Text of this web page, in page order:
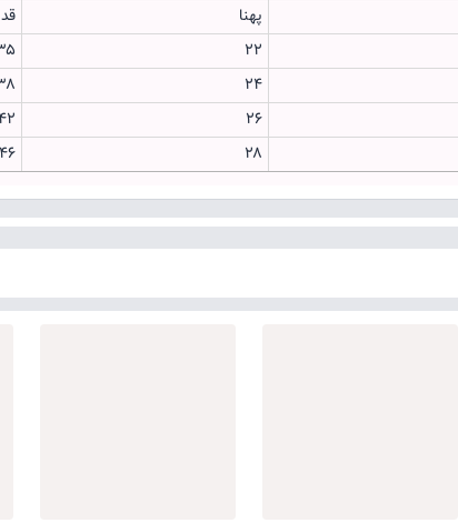
پهنا
۲۲
۲۴
۲۶
۲۸